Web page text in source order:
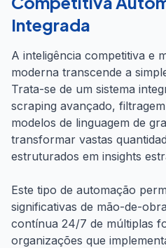
Integrada
A inteligência competitiva e
moderna transcende a
Trata-se de um sistema
scraping avançado,
modelos de linguagem de
transformar vastas
estruturados em insights
Este tipo de automação
significativas de mão-de-
contínua 24/7 de múltiplas
organizações que